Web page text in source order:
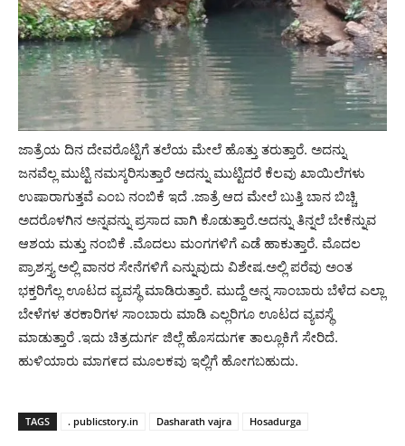
ಜಾತ್ರೆಯ ದಿನ ದೇವರೊಟ್ಟಿಗೆ ತಲೆಯ ಮೇಲೆ ಹೊತ್ತು ತರುತ್ತಾರೆ. ಅದನ್ನು
ಜನವೆಲ್ಲ ಮುಟ್ಟಿ ನಮಸ್ಕರಿಸುತ್ತಾರೆ ಅದನ್ನು ಮುಟ್ಟಿದರೆ ಕೆಲವು ಖಾಯಿಲೆಗಳು
ಉಷಾರಾಗುತ್ತವೆ ಎಂಬ ನಂಬಿಕೆ ಇದೆ .ಜಾತ್ರೆ ಆದ ಮೇಲೆ ಬುತ್ತಿ ಬಾನ ಬಿಚ್ಚಿ
ಅದರೊಳಗಿನ ಅನ್ನವನ್ನು ಪ್ರಸಾದ ವಾಗಿ ಕೊಡುತ್ತಾರೆ.ಅದನ್ನು ತಿನ್ನಲೆ ಬೇಕೆನ್ನುವ
ಆಶಯ ಮತ್ತು ನಂಬಿಕೆ .ಮೊದಲು ಮಂಗಗಳಿಗೆ ಎಡೆ ಹಾಕುತ್ತಾರೆ. ಮೊದಲ
ಪ್ರಾಶಸ್ತ್ಯ ಅಲ್ಲಿ ವಾನರ ಸೇನೆಗಳಿಗೆ ಎನ್ನುವುದು ವಿಶೇಷ.ಅಲ್ಲಿ ಪರೆವು ಅಂತ
ಭಕ್ತರಿಗೆಲ್ಲ ಊಟದ ವ್ಯವಸ್ಥೆ ಮಾಡಿರುತ್ತಾರೆ. ಮುದ್ದೆ ಅನ್ನ ಸಾಂಬಾರು ಬೆಳೆದ ಎಲ್ಲಾ
ಬೇಳೆಗಳ ತರಕಾರಿಗಳ ಸಾಂಬಾರು ಮಾಡಿ ಎಲ್ಲರಿಗೂ ಊಟದ ವ್ಯವಸ್ಥೆ
ಮಾಡುತ್ತಾರೆ .ಇದು ಚಿತ್ರದುರ್ಗ ಜಿಲ್ಲೆ ಹೊಸದುಗ೯ ತಾಲ್ಲೂಕಿಗೆ ಸೇರಿದೆ.
ಹುಳಿಯಾರು ಮಾಗ೯ದ ಮೂಲಕವು ಇಲ್ಲಿಗೆ ಹೋಗಬಹುದು.
TAGS . publicstory.in Dasharath vajra Hosadurga